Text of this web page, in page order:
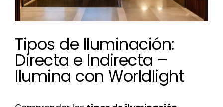
Tipos de Iluminación:
Directa e Indirecta –
Ilumina con Worldlight